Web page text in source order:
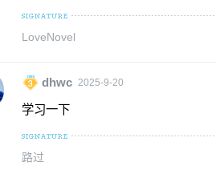
LoveNovel
dhwc 2025-9-20
学习一下
路过